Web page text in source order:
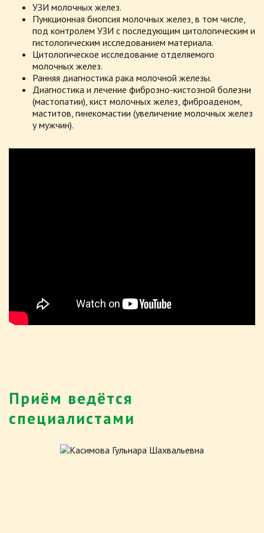
УЗИ молочных желез.
Пункционная биопсия молочных желез, в том числе,
под контролем УЗИ с последующим цитологическим и
гистологическим исследованием материала.
Цитологическое исследование отделяемого
молочных желез.
Ранняя диагностика рака молочной железы.
Диагностика и лечение фиброзно-кистозной болезни
(мастопатии), кист молочных желез, фиброаденом,
маститов, гинекомастии (увеличение молочных желез
у мужчин).
Приём ведётся
специалистами